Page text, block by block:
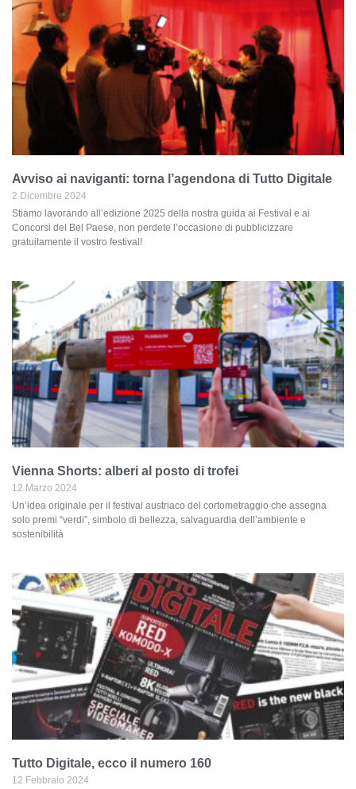
Avviso ai naviganti: torna l’agendona di Tutto Digitale
2 Dicembre 2024
Stiamo lavorando all’edizione 2025 della nostra guida ai Festival e ai
Concorsi del Bel Paese, non perdete l’occasione di pubblicizzare
gratuitamente il vostro festival!
Vienna Shorts: alberi al posto di trofei
12 Marzo 2024
Un’idea originale per il festival austriaco del cortometraggio che assegna
solo premi “verdi”, simbolo di bellezza, salvaguardia dell’ambiente e
sostenibilità
Tutto Digitale, ecco il numero 160
12 Febbraio 2024